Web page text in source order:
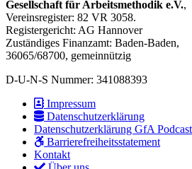
Gesellschaft für Arbeitsmethodik e.V.,
Vereinsregister: 82 VR 3058.
Registergericht: AG Hannover
Zuständiges Finanzamt: Baden-Baden,
36065/68700, gemeinnützig
D-U-N-S Nummer: 341088393
Impressum
Datenschutzerklärung
Datenschutzerklärung GfA
Barrierefreiheitsstatement
Kontakt